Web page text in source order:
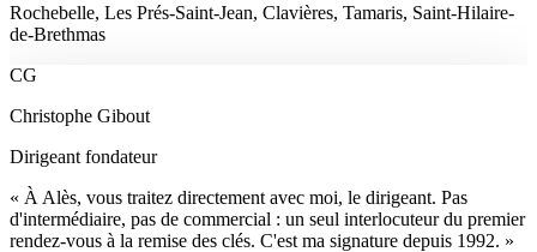
Rochebelle, Les Prés-Saint-Jean, Clavières, Tamaris, Saint-Hilaire-
de-Brethmas
CG
Christophe Gibout
Dirigeant fondateur
« À Alès, vous traitez directement avec moi, le dirigeant. Pas
d'intermédiaire, pas de commercial : un seul interlocuteur du premier
rendez-vous à la remise des clés. C'est ma signature depuis 1992. »